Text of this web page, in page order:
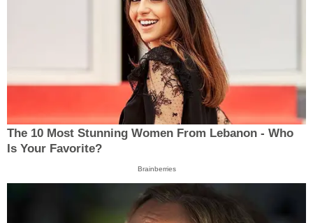
The 10 Most Stunning Women From Lebanon - Who
Is Your Favorite?
Brainberries